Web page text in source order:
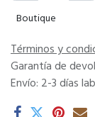
Boutique
Términos y
Garantía de
Envío: 2-3 días